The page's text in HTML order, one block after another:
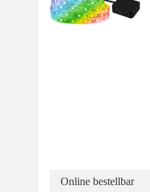
Online bestellbar